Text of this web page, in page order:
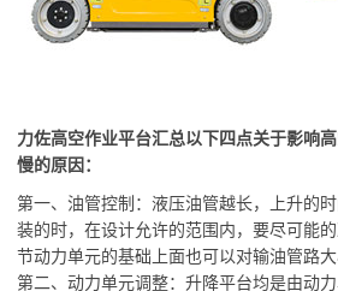
力佐高空作业平台汇总以下四点关于影响
慢的原因：
第一、油管控制：液压油管越长，上升的
装的时，在设计允许的范围内，要尽可能
节动力单元的基础上面也可以对输油管路大
第二、动力单元调整：升降平台均是由动